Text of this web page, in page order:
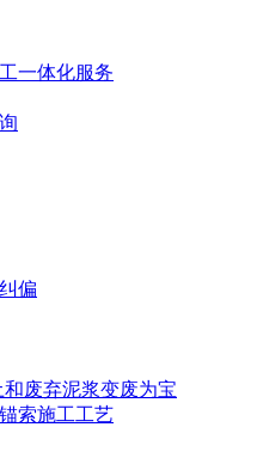
一体化服务
偏
废弃泥浆变废为宝
索施工工艺